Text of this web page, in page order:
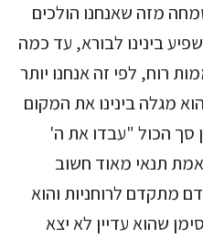
מזה שאנחנו הולכים
בינינו לבורא, עד כמה
רוח, לפי זה אנחנו יותר
מגלה בינינו את המקום
סך הכול "עבדו את ה'
תנאי מאוד חשוב
מתקדם לרוחניות והוא
שהוא עדיין לא יצא